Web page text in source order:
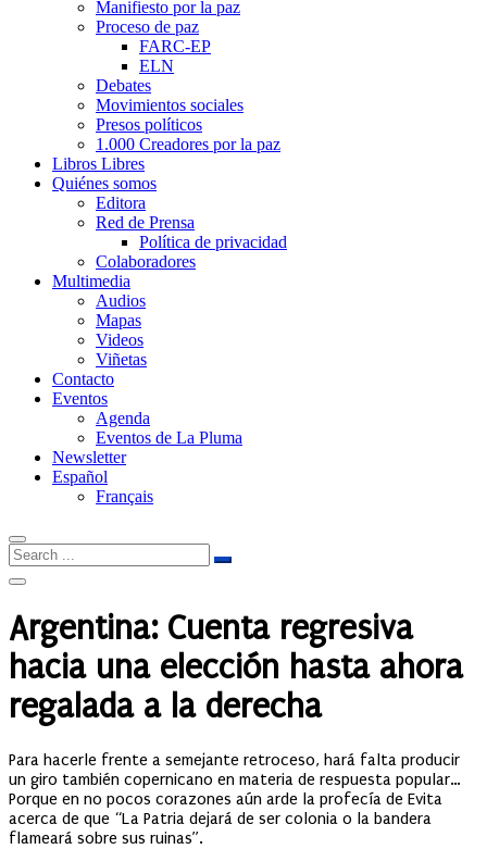
Manifiesto por la paz
Proceso de paz
FARC-EP
ELN
Debates
Movimientos sociales
Presos políticos
1.000 Creadores por la paz
Libros Libres
Quiénes somos
Editora
Red de Prensa
Política de privacidad
Colaboradores
Multimedia
Audios
Mapas
Videos
Viñetas
Contacto
Eventos
Agenda
Eventos de La Pluma
Newsletter
Español
Français
Argentina: Cuenta regresiva
hacia una elección hasta ahora
regalada a la derecha
Para hacerle frente a semejante retroceso, hará falta producir
un giro también copernicano en materia de respuesta popular…
Porque en no pocos corazones aún arde la profecía de Evita
acerca de que “La Patria dejará de ser colonia o la bandera
flameará sobre sus ruinas”.